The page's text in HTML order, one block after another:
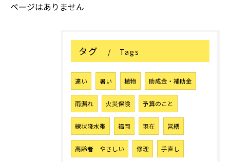
ページはありません
タグ Tags
違い 暑い 植物 助成金・補助金
雨漏れ 火災保険 予算のこと
線状降水帯 福岡 現在 営繕
高齢者 やさしい 修理 手直し